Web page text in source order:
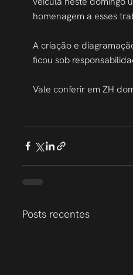
homenagem a esses
A criação e
ficou sob
Vale conferir em ZH
Posts recentes